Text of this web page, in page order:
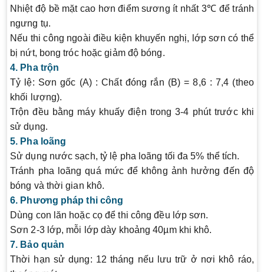
Nhiệt độ bề mặt cao hơn điểm sương ít nhất 3℃ để tránh
ngưng tụ.
Nếu thi công ngoài điều kiện khuyến nghị, lớp sơn có thể
bị nứt, bong tróc hoặc giảm độ bóng.
4. Pha trộn
Tỷ lệ: Sơn gốc (A) : Chất đóng rắn (B) = 8,6 : 7,4 (theo
khối lượng).
Trộn đều bằng máy khuấy điện trong 3-4 phút trước khi
sử dụng.
5. Pha loãng
Sử dụng nước sạch, tỷ lệ pha loãng tối đa 5% thể tích.
Tránh pha loãng quá mức để không ảnh hưởng đến độ
bóng và thời gian khô.
6. Phương pháp thi công
Dùng con lăn hoặc cọ để thi công đều lớp sơn.
Sơn 2-3 lớp, mỗi lớp dày khoảng 40µm khi khô.
7. Bảo quản
Thời hạn sử dụng: 12 tháng nếu lưu trữ ở nơi khô ráo,